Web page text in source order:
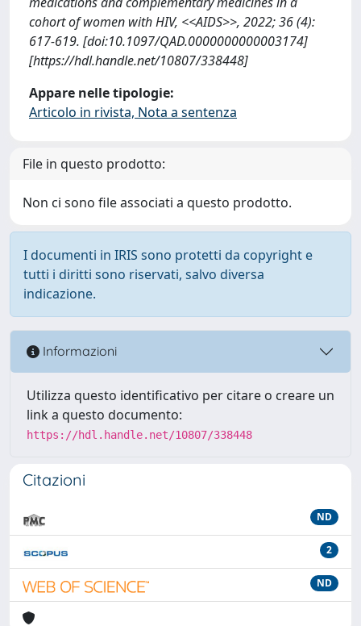
cohort of women with HIV, <<AIDS>>, 2022; 36 (4):
617-619. [doi:10.1097/QAD.0000000000003174]
[https://hdl.handle.net/10807/338448]
Appare nelle tipologie:
Articolo in rivista, Nota a sentenza
File in questo prodotto:
Non ci sono file associati a questo prodotto.
I documenti in IRIS sono protetti da copyright e
tutti i diritti sono riservati, salvo diversa
indicazione.
Informazioni
Utilizza questo identificativo per citare o creare un
link a questo documento:
https://hdl.handle.net/10807/338448
Citazioni
ND
2
ND